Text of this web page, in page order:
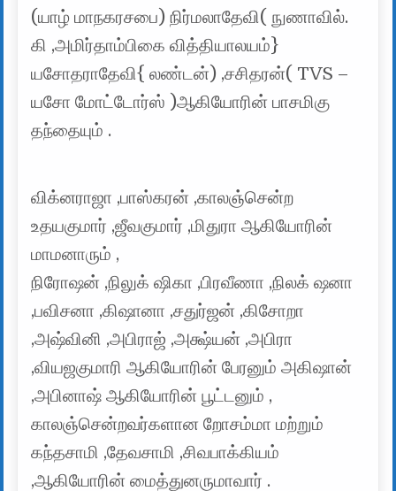
(யாழ் மாநகரசபை) நிர்மலாதேவி( நுணாவில்.
கி ,அமிர்தாம்பிகை வித்தியாலயம்}
யசோதராதேவி{ லண்டன்) ,சசிதரன்( TVS –
யசோ மோட்டோர்ஸ் )ஆகியோரின் பாசமிகு
தந்தையும் .
விக்னராஜா ,பாஸ்கரன் ,காலஞ்சென்ற
உதயகுமார் ,ஜீவகுமார் ,மிதுரா ஆகியோரின்
மாமனாரும் ,
நிரோஷன் ,நிலுக் ஷிகா ,பிரவீணா ,நிலக் ஷனா
,பவிசனா ,கிஷானா ,சதுர்ஜன் ,கிசோறா
,அஷ்வினி ,அபிராஜ் ,அக்ஷ்யன் ,அபிரா
,வியஜகுமாரி ஆகியோரின் பேரனும் அகிஷான்
,அபினாஷ் ஆகியோரின் பூட்டனும் ,
காலஞ்சென்றவர்களான றோசம்மா மற்றும்
கந்தசாமி ,தேவசாமி ,சிவபாக்கியம்
,ஆகியோரின் மைத்துனருமாவார் .